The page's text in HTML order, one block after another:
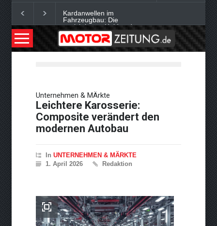
Kardanwellen im
Fahrzeugbau: Die
unsichtbaren Helden der
Kraftübertragung
Neue Horizonte der
Performance: Fortschritte in
der Turbolader-Technologie
Unternehmen & MÄrkte
Leichtere Karosserie:
Composite verändert den
modernen Autobau
In UNTERNEHMEN & MÄRKTE
1. April 2026
Redaktion